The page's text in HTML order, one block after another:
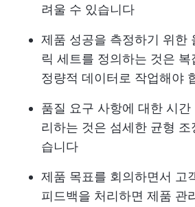
려울 수 있습니다
제품 성공을 측정하기 위한
릭 세트를 정의하는 것은
정량적 데이터로 작업해야
품질 요구 사항에 대한 시
리하는 것은 섬세한 균형 조
습니다
제품 목표를 회의하면서 고
피드백을 처리하면 제품 관